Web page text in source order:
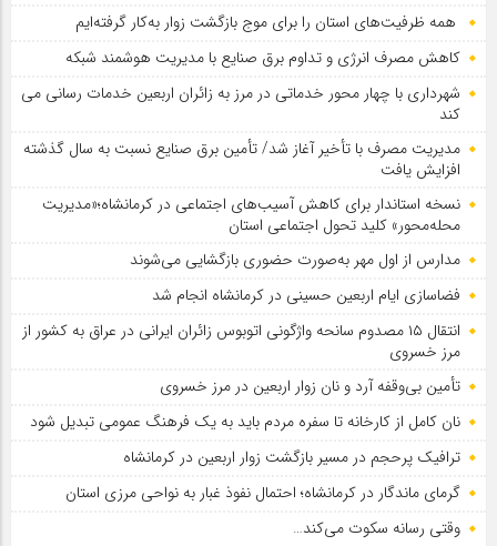
همه ظرفیت‌های استان را برای موج بازگشت زوار به‌کار گرفته‌ایم
کاهش مصرف انرژی و تداوم برق صنایع با مدیریت هوشمند شبکه
شهرداری با چهار محور خدماتی در مرز به زائران اربعین خدمات رسانی می
کند
مدیریت مصرف با تأخیر آغاز شد/ تأمین برق صنایع نسبت به سال گذشته
افزایش یافت
نسخه استاندار برای کاهش آسیب‌های اجتماعی در کرمانشاه؛«مدیریت
محله‌محور» کلید تحول اجتماعی استان
مدارس از اول مهر به‌صورت حضوری بازگشایی می‌شوند
فضاسازی ایام اربعین حسینی در کرمانشاه انجام شد
انتقال ۱۵ مصدوم سانحه واژگونی اتوبوس زائران ایرانی در عراق به کشور از
مرز خسروی
تأمین بی‌وقفه آرد و نان زوار اربعین در مرز خسروی
نان کامل از کارخانه تا سفره مردم باید به یک فرهنگ عمومی تبدیل شود
ترافیک پرحجم در مسیر بازگشت زوار اربعین در کرمانشاه
گرمای ماندگار در کرمانشاه؛ احتمال نفوذ غبار به نواحی مرزی استان
وقتی رسانه سکوت می‌کند…